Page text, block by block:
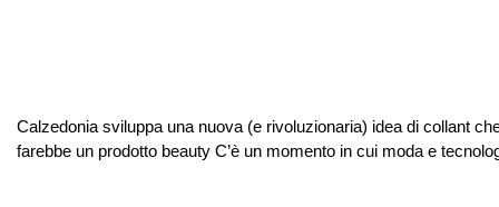
Calzedonia sviluppa una nuova (e rivoluzionaria) idea di collant
farebbe un prodotto beauty C’è un momento in cui moda e